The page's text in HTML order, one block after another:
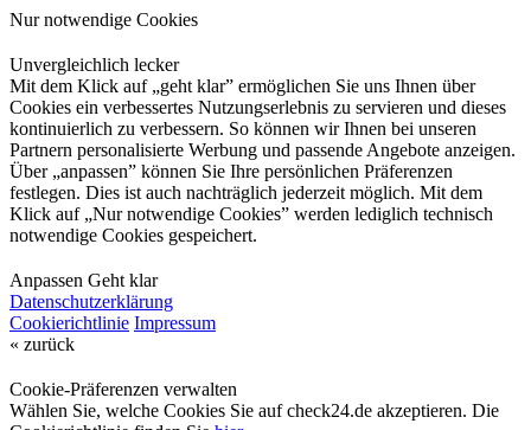
Nur notwendige Cookies
Unvergleichlich lecker
Mit dem Klick auf „geht klar” ermöglichen Sie uns Ihnen über
Cookies ein verbessertes Nutzungserlebnis zu servieren und dieses
kontinuierlich zu verbessern. So können wir Ihnen bei unseren
Partnern personalisierte Werbung und passende Angebote anzeigen.
Über „anpassen” können Sie Ihre persönlichen Präferenzen
festlegen. Dies ist auch nachträglich jederzeit möglich. Mit dem
Klick auf „Nur notwendige Cookies” werden lediglich technisch
notwendige Cookies gespeichert.
Anpassen Geht klar
Datenschutzerklärung
Cookierichtlinie Impressum
« zurück
Cookie-Präferenzen verwalten
Wählen Sie, welche Cookies Sie auf check24.de akzeptieren. Die